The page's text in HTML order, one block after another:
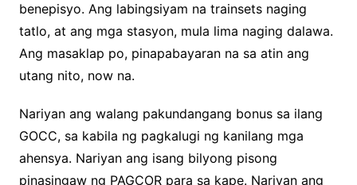
benepisyo. Ang labingsiyam na trainsets naging
tatlo, at ang mga stasyon, mula lima naging dalawa.
Ang masaklap po, pinapabayaran na sa atin ang
utang nito, now na.
Nariyan ang walang pakundangang bonus sa ilang
GOCC, sa kabila ng pagkalugi ng kanilang mga
ahensya. Nariyan ang isang bilyong pisong
pinasingaw ng PAGCOR para sa kape. Nariyan ang